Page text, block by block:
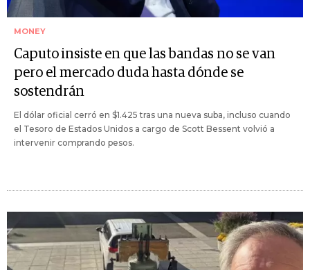
MONEY
Caputo insiste en que las bandas no se van
pero el mercado duda hasta dónde se
sostendrán
El dólar oficial cerró en $1.425 tras una nueva suba, incluso cuando
el Tesoro de Estados Unidos a cargo de Scott Bessent volvió a
intervenir comprando pesos.